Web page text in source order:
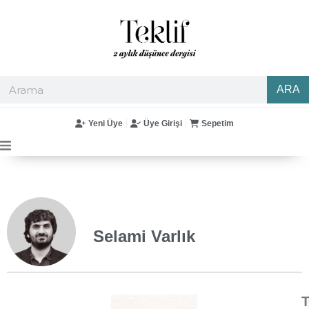
ARA
Yeni Üye Üye Girişi Sepetim
Selami Varlık
T